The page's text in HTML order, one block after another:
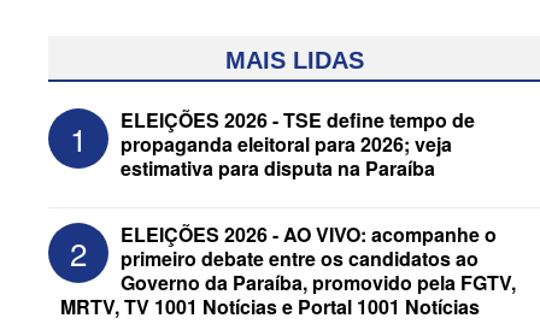
MAIS LIDAS
1
ELEIÇÕES 2026 - TSE define tempo de
propaganda eleitoral para 2026; veja
estimativa para disputa na Paraíba
2
ELEIÇÕES 2026 - AO VIVO: acompanhe o
primeiro debate entre os candidatos ao
Governo da Paraíba, promovido pela FGTV,
MRTV, TV 1001 Notícias e Portal 1001 Notícias